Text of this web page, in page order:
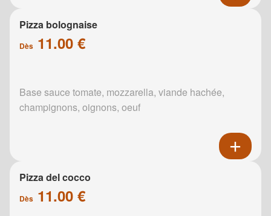
Pizza bolognaise
Dès 11.00 €
Base sauce tomate, mozzarella, viande hachée,
champignons, oignons, oeuf
Pizza del cocco
Dès 11.00 €